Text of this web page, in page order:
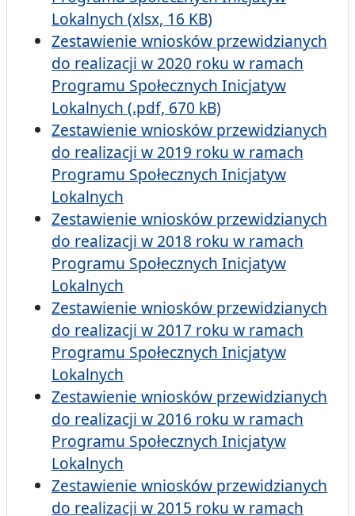
Lokalnych (xlsx, 16 KB)
Zestawienie wniosków przewidzianych
do realizacji w 2020 roku w ramach
Programu Społecznych Inicjatyw
Lokalnych (.pdf, 670 kB)
Zestawienie wniosków przewidzianych
do realizacji w 2019 roku w ramach
Programu Społecznych Inicjatyw
Lokalnych
Zestawienie wniosków przewidzianych
do realizacji w 2018 roku w ramach
Programu Społecznych Inicjatyw
Lokalnych
Zestawienie wniosków przewidzianych
do realizacji w 2017 roku w ramach
Programu Społecznych Inicjatyw
Lokalnych
Zestawienie wniosków przewidzianych
do realizacji w 2016 roku w ramach
Programu Społecznych Inicjatyw
Lokalnych
Zestawienie wniosków przewidzianych
do realizacji w 2015 roku w ramach